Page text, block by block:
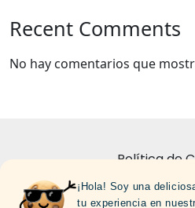
Recent Comments
No hay comentarios que
Política de
Politica de
¡Hola! Soy una
tu experiencia en